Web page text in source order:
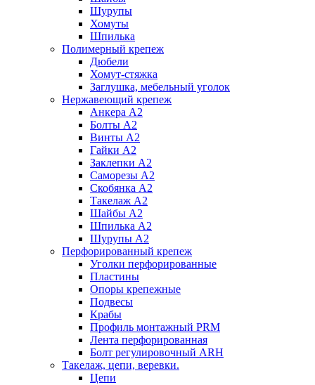
Шурупы
Хомуты
Шпилька
Полимерный крепеж
Дюбели
Хомут-стяжка
Заглушка, мебельный уголок
Нержавеющий крепеж
Анкера А2
Болты А2
Винты А2
Гайки А2
Заклепки А2
Саморезы А2
Скобянка А2
Такелаж А2
Шайбы А2
Шпилька А2
Шурупы А2
Перфорированный крепеж
Уголки перфорированные
Пластины
Опоры крепежные
Подвесы
Крабы
Профиль монтажный PRM
Лента перфорированная
Болт регулировочный ARH
Такелаж, цепи, веревки.
Цепи